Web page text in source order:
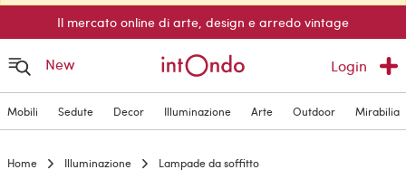
Il mercato online di arte, design e arredo vintage
New Login
Mobili Sedute Decor Illuminazione Arte Outdoor Mirabilia
Home Illuminazione Lampade da soffitto